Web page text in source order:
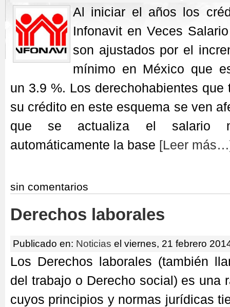
Al iniciar el años los
Infonavit en Veces
son ajustados por el
mínimo en México que
un 3.9 %. Los derechohabientes que
su crédito en este esquema se ven
que se actualiza el salario
automáticamente la base [Leer
sin comentarios
Derechos laborales
Publicado en: Noticias el viernes, 21 febrero
Los Derechos laborales (también
del trabajo o Derecho social) es una
cuyos principios y normas jurídicas